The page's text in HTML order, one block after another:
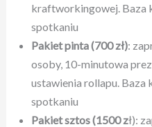
kraftworkingowej. Baza
spotkaniu
Pakiet pinta (700 zł):
osoby, 10-minutowa
ustawienia rollapu. Baza
spotkaniu
Pakiet sztos (1500 zł):